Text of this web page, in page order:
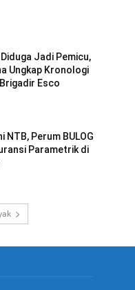
Jadi Pemicu,
Ungkap Kronologi
Esco
NTB, Perum BULOG
Parametrik di